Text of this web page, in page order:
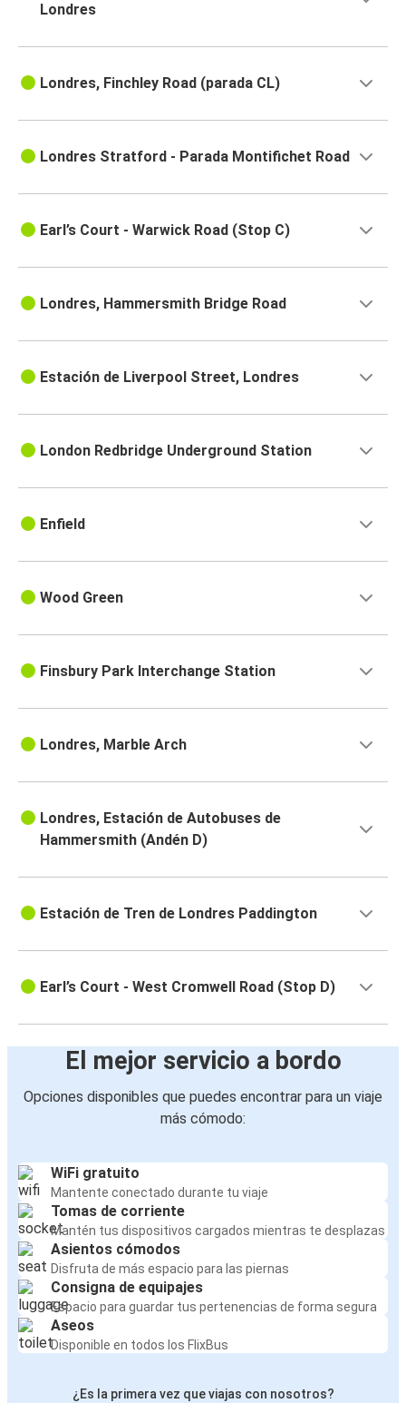
Londres
Londres, Finchley Road (parada CL)
Londres Stratford - Parada Montifichet Road
Earl’s Court - Warwick Road (Stop C)
Londres, Hammersmith Bridge Road
Estación de Liverpool Street, Londres
London Redbridge Underground Station
Enfield
Wood Green
Finsbury Park Interchange Station
Londres, Marble Arch
Londres, Estación de Autobuses de
Hammersmith (Andén D)
Estación de Tren de Londres Paddington
Earl’s Court - West Cromwell Road (Stop D)
El mejor servicio a bordo
Opciones disponibles que puedes encontrar para un viaje
más cómodo:
WiFi gratuito
Mantente conectado durante tu viaje
Tomas de corriente
Mantén tus dispositivos cargados mientras te desplazas
Asientos cómodos
Disfruta de más espacio para las piernas
Consigna de equipajes
Espacio para guardar tus pertenencias de forma segura
Aseos
Disponible en todos los FlixBus
¿Es la primera vez que viajas con nosotros?